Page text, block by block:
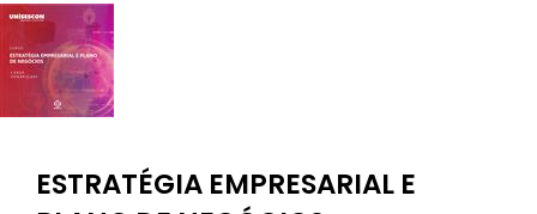
ESTRATÉGIA EMPRESARIAL E